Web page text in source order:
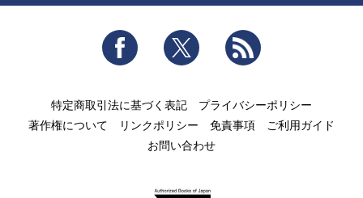
Facebook Twitter
特定商取引法に基づく表記
プライバシーポリシー
著作権について
リンクポリシー 免責事項
ご利用ガイド
お問い合わせ